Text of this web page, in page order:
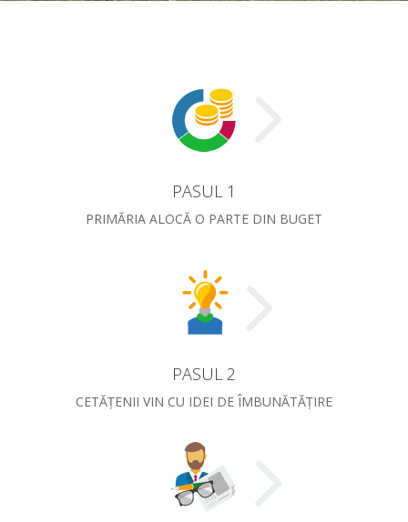
PASUL 1
PRIMĂRIA ALOCĂ O PARTE DIN BUGET
PASUL 2
CETĂŢENII VIN CU IDEI DE ÎMBUNĂTĂŢIRE